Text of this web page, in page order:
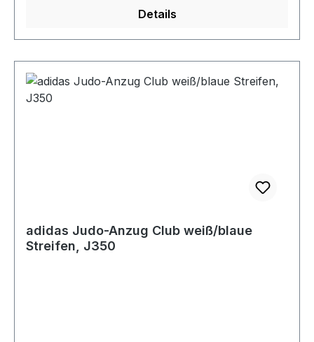
Details
adidas Judo-Anzug Club weiß/blaue
Streifen, J350